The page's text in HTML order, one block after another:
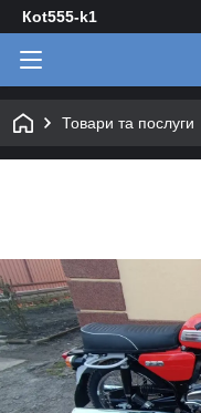
Кot555-k1
Товари та послуги